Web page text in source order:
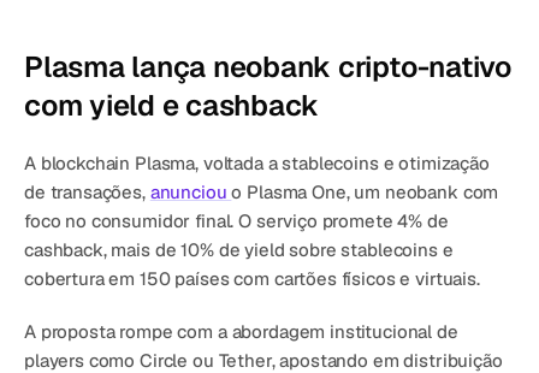
Plasma lança neobank cripto-nativo
com yield e cashback
A blockchain Plasma, voltada a stablecoins e otimização
de transações, anunciou o Plasma One, um neobank com
foco no consumidor final. O serviço promete 4% de
cashback, mais de 10% de yield sobre stablecoins e
cobertura em 150 países com cartões físicos e virtuais.
A proposta rompe com a abordagem institucional de
players como Circle ou Tether, apostando em distribuição